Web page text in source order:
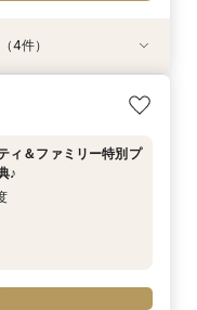
気ドレス２５万円
アコスメ＆1万円ギフ
大聖堂チャペル*最大
ト券１万円
と誓うリングドッグ演
大特典付き
4件）
ィ＆ファミリー特別プ
♪